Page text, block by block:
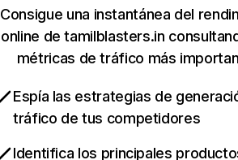
Consigue una instantánea del
online de tamilblasters.in
métricas de tráfico más
Espía las estrategias de
tráfico de tus competidores
Identifica los principales